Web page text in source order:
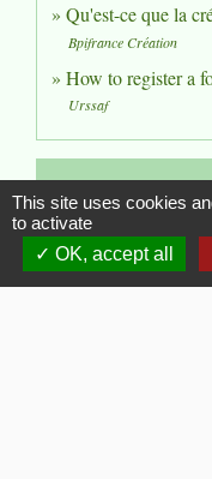
Qu'est-ce que la
Bpifrance Création
How to register a
Urssaf
Ouvrir un
Devenir vendeur à
This site uses cookies
to activate
OK, accept all